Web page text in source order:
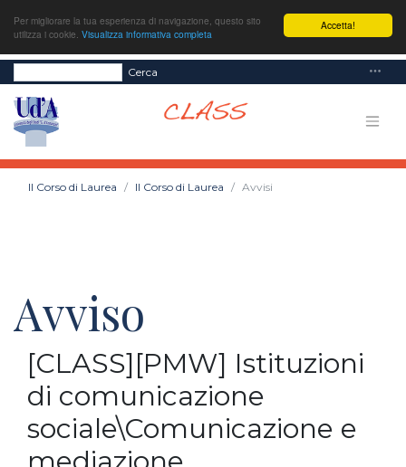
Accetta!
Per migliorare la tua esperienza di navigazione, questo sito
utilizza i cookie. Visualizza informativa completa
Cerca
Il Corso di Laurea Il Corso di Laurea Avvisi
Avviso
[CLASS][PMW] Istituzioni
di comunicazione
sociale\Comunicazione e